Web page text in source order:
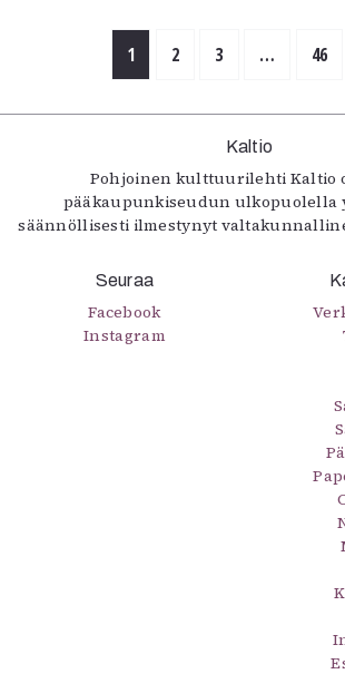
1 2 3 … 46
Kaltio
Pohjoinen kulttuurilehti Kaltio
pääkaupunkiseudun ulkopuolella
säännöllisesti ilmestynyt
Seuraa
Facebook
Instagram